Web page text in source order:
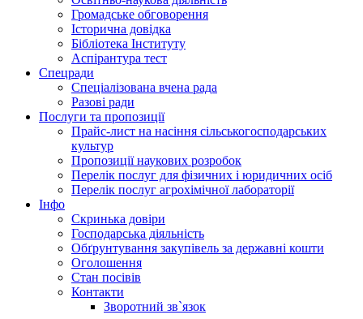
Громадське обговорення
Історична довідка
Бібліотека Інституту
Аспірантура тест
Спецради
Спеціалізована вчена рада
Разові ради
Послуги та пропозиції
Прайс-лист на насіння сільськогосподарських
культур
Пропозиції наукових розробок
Перелік послуг для фізичних і юридичних осіб
Перелік послуг агрохімічної лабораторії
Інфо
Скринька довіри
Господарська діяльність
Обґрунтування закупівель за державні кошти
Оголошення
Стан посівів
Контакти
Зворотний зв`язок